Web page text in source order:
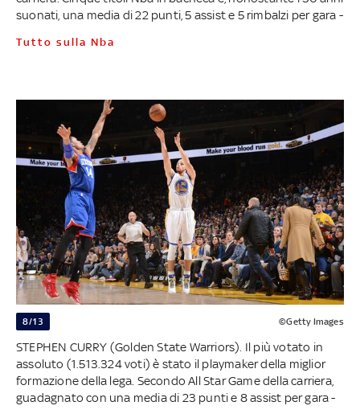
suonati, una media di 22 punti, 5 assist e 5 rimbalzi per gara -
Tutto sulla Nba
8/13 ©Getty Images
STEPHEN CURRY (Golden State Warriors). Il più votato in
assoluto (1.513.324 voti) è stato il playmaker della miglior
formazione della lega. Secondo All Star Game della carriera,
guadagnato con una media di 23 punti e 8 assist per gara -